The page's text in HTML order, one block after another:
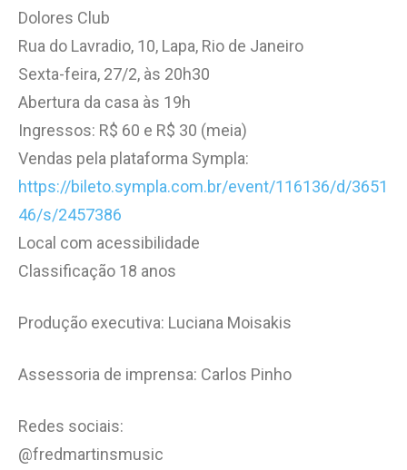
Dolores Club
Rua do Lavradio, 10, Lapa, Rio de Janeiro
Sexta-feira, 27/2, às 20h30
Abertura da casa às 19h
Ingressos: R$ 60 e R$ 30 (meia)
Vendas pela plataforma Sympla:
https://bileto.sympla.com.br/event/116136/d/3651
46/s/2457386
Local com acessibilidade
Classificação 18 anos
Produção executiva: Luciana Moisakis
Assessoria de imprensa: Carlos Pinho
Redes sociais:
@fredmartinsmusic